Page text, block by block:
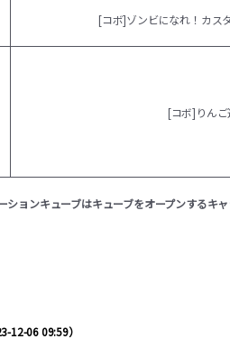
[コボ]ゾンビになれ！カス
[コボ]りん
ョンキューブはキューブをオープンするキ
12-06 09:59）